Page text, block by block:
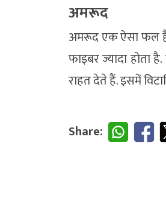
अमरूद
अमरूद एक ऐसा फल है
फाइबर ज्यादा
राहत देते हैं. इसमें
Share: